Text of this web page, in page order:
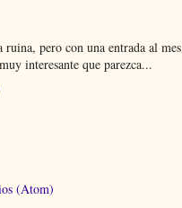
ruina, pero con una entrada al
interesante que parezca...
(Atom)